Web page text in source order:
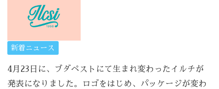
新着ニュース
4月23日に、ブダペストにて生まれ変わったイルチが
発表になりました。ロゴをはじめ、パッケージが変わ